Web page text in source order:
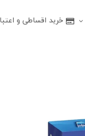
خرید اقساطی و